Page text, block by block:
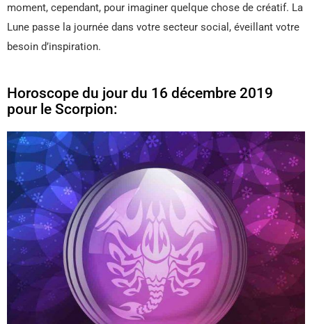
moment, cependant, pour imaginer quelque chose de créatif. La
Lune passe la journée dans votre secteur social, éveillant votre
besoin d’inspiration.
Horoscope du jour du 16 décembre 2019
pour le Scorpion: